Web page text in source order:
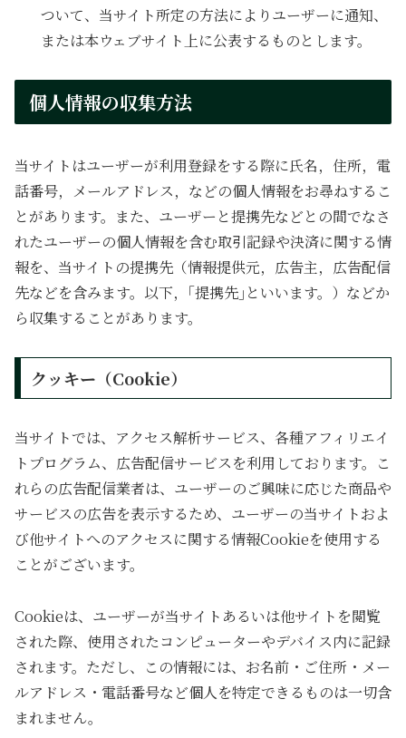
ついて、当サイト所定の方法によりユーザーに通知、
または本ウェブサイト上に公表するものとします。
個人情報の収集方法
当サイトはユーザーが利用登録をする際に氏名，住所，電
話番号，メールアドレス，などの個人情報をお尋ねするこ
とがあります。また、ユーザーと提携先などとの間でなさ
れたユーザーの個人情報を含む取引記録や決済に関する情
報を、当サイトの提携先（情報提供元，広告主，広告配信
先などを含みます。以下，｢提携先｣といいます。）などか
ら収集することがあります。
クッキー（Cookie）
当サイトでは、アクセス解析サービス、各種アフィリエイ
トプログラム、広告配信サービスを利用しております。こ
れらの広告配信業者は、ユーザーのご興味に応じた商品や
サービスの広告を表示するため、ユーザーの当サイトおよ
び他サイトへのアクセスに関する情報Cookieを使用する
ことがございます。
Cookieは、ユーザーが当サイトあるいは他サイトを閲覧
された際、使用されたコンピューターやデバイス内に記録
されます。ただし、この情報には、お名前・ご住所・メー
ルアドレス・電話番号など個人を特定できるものは一切含
まれません。